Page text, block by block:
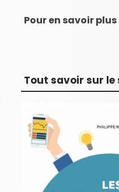
Pour en savoir plus
Tout savoir sur le